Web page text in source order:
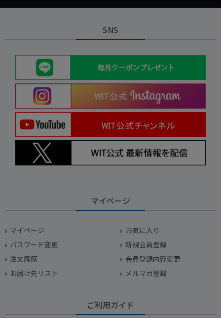
SNS
マイページ
マイページ
お気に入り
パスワード変更
新規会員登録
注文履歴
会員登録内容変更
お届け先リスト
メルマガ登録
ご利用ガイド